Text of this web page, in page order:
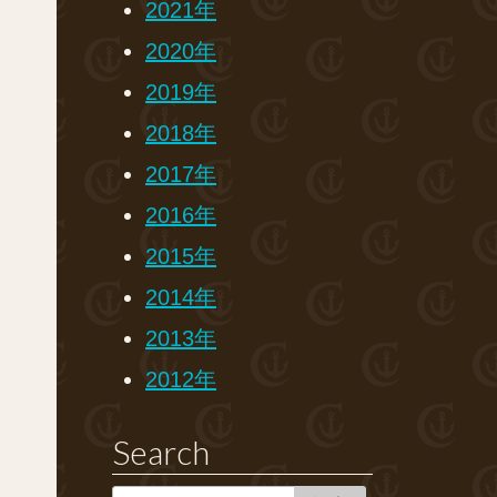
2021年
2020年
2019年
2018年
2017年
2016年
2015年
2014年
2013年
2012年
Search